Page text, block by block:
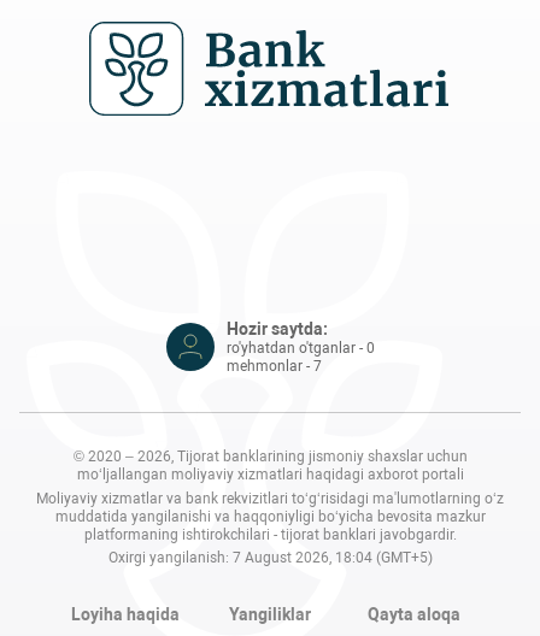
Hozir saytda:
ro'yhatdan o'tganlar - 0
mehmonlar - 7
© 2020 – 2026, Tijorat banklarining jismoniy shaxslar uchun
mo‘ljallangan moliyaviy xizmatlari haqidagi axborot portali
Moliyaviy xizmatlar va bank rekvizitlari to‘g‘risidagi ma'lumotlarning o‘z
muddatida yangilanishi va haqqoniyligi bo‘yicha bevosita mazkur
platformaning ishtirokchilari - tijorat banklari javobgardir.
Oxirgi yangilanish: 7 August 2026, 18:04 (GMT+5)
Loyiha haqida Yangiliklar Qayta aloqa